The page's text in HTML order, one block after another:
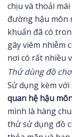
chịu và thoải
đường hậu môn
khuẩn đã có
gây viêm nhiễm
nơi có rất nhiều
Thử dùng đồ
Sử dụng kèm
quan hệ hậu
mình là hàng
thử sử dụng đồ